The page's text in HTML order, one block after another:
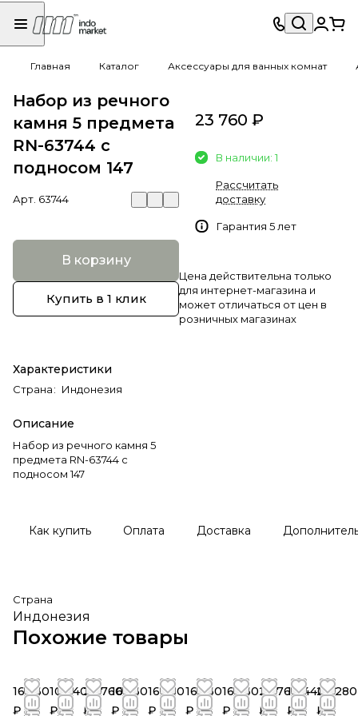
Главная Каталог Аксессуары для ванных комнат
Набор из речного
камня 5 предмета
RN-63744 c
подносом 147
Арт. 63744
В корзину
Купить в 1 клик
Характеристики
Страна: Индонезия
Описание
Набор из речного камня 5
предмета RN-63744 c
подносом 147
23 760 ₽
В наличии: 1
Рассчитать
доставку
Гарантия 5 лет
Цена действительна только
для интернет-магазина и
может отличаться от цен в
розничных магазинах
Как купить Оплата Доставка
Страна
Индонезия
Похожие товары
16 560
₽
10 440
₽
23 760
₽
16 560
₽
16 560
₽
16 560
₽
16 560
₽
23 760
₽
10 440
₽
20 280
₽